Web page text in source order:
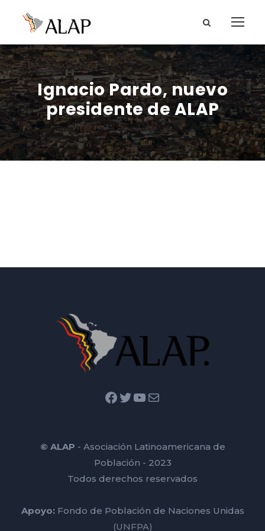
Ignacio Pardo, nuevo
presidente de ALAP
Facebook Twitter YouTube Mail
© ALAP - Asociación Latinoamericana de
Población - 2023
Todos derechos reservados
Apoyo:Fondo de Población de Naciones Unidas
(UNFPA)